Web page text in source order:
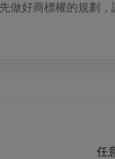
好商標權的規劃，
任